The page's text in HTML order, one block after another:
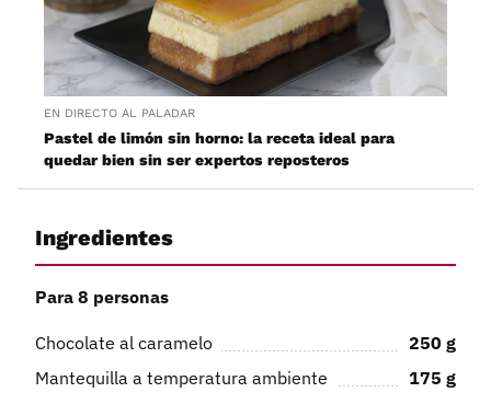
EN DIRECTO AL PALADAR
Pastel de limón sin horno: la receta ideal para
quedar bien sin ser expertos reposteros
Ingredientes
Para 8 personas
Chocolate al caramelo 250 g
Mantequilla a temperatura ambiente
175 g